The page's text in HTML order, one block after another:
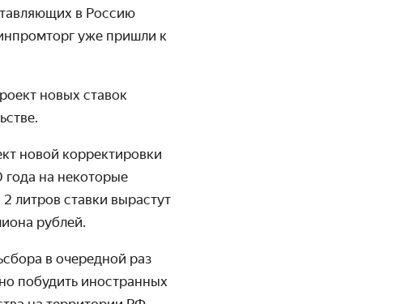
в Россию
уже пришли к
новых ставок
новой корректировки
на некоторые
литров ставки вырастут
рублей.
в очередной раз
побудить иностранных